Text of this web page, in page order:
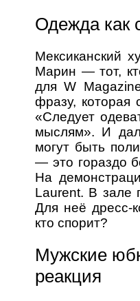
Одежда как
Мексиканский
Марин — тот,
для W
фразу, которая
«Следует
мыслям». И
могут быть
— это гораздо
На
Laurent. В зале
Для неё
кто спорит?
Мужские
реакция